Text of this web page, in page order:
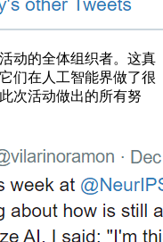
动的全体组织者。这真
们在人工智能界做了很
次活动做出的所有努